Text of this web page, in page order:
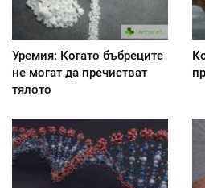
Уремия: Когато бъбреците
не могат да пречистват
тялото